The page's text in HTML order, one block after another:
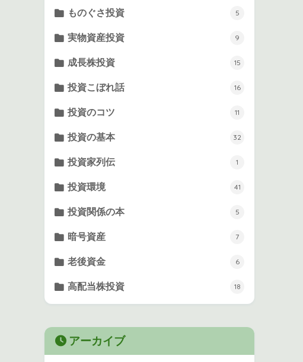
ものぐさ投資 5
実物資産投資 9
成長株投資 15
投資こぼれ話 16
投資のコツ 11
投資の基本 32
投資家列伝 1
投資環境 41
投資関係の本 5
暗号資産 7
老後資金 6
高配当株投資 18
アーカイブ